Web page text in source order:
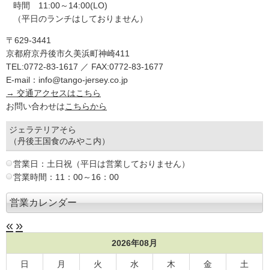
時間 11:00～14:00(LO)
（平日のランチはしておりません）
〒629-3441
京都府京丹後市久美浜町神崎411
TEL:0772-83-1617 ／ FAX:0772-83-1677
E-mail：info@tango-jersey.co.jp
→ 交通アクセスはこちら
お問い合わせはこちらから
ジェラテリアそら
（丹後王国食のみやこ内）
営業日：土日祝（平日は営業しておりません）
営業時間：11：00～16：00
営業カレンダー
« »
2026年08月
日 月 火 水 木 金 土